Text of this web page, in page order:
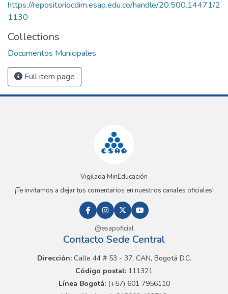
https://repositoriocdim.esap.edu.co/handle/20.500.14471/2
1130
Collections
Documentos Municipales
Full item page
Vigilada MinEducación
¡Te invitamos a dejar tus comentarios en nuestros canales oficiales!
@esapoficial
Contacto Sede Central
Dirección:Calle 44 # 53 - 37, CAN, Bogotá D.C.
Código postal: 111321
Línea Bogotá:(+57) 601 7956110